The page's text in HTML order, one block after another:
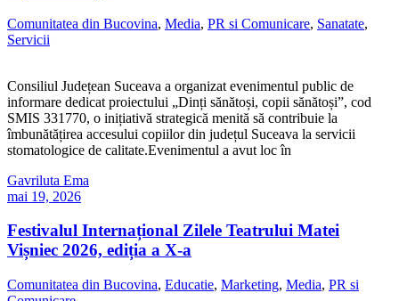
Comunitatea din Bucovina, Media, PR si Comunicare, Sanatate,
Servicii
Consiliul Județean Suceava a organizat evenimentul public de
informare dedicat proiectului „Dinți sănătoși, copii sănătoși”, cod
SMIS 331770, o inițiativă strategică menită să contribuie la
îmbunătățirea accesului copiilor din județul Suceava la servicii
stomatologice de calitate.Evenimentul a avut loc în
Gavriluta Ema
mai 19, 2026
Festivalul Internațional Zilele Teatrului Matei
Vișniec 2026, ediția a X-a
Comunitatea din Bucovina, Educatie, Marketing, Media, PR si